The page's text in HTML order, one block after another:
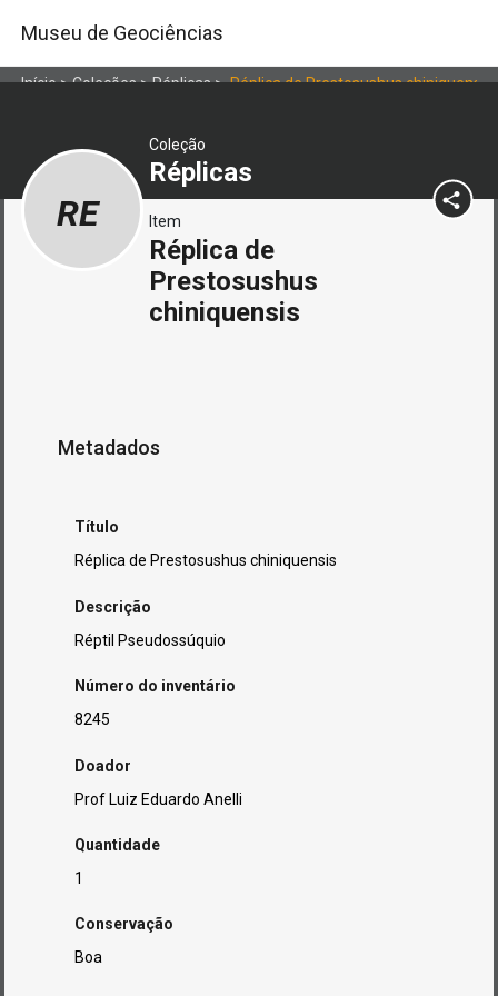
Museu de Geociências
Início>Coleções>Réplicas>Réplica de Prestosushus chiniquensis
Coleção
Réplicas
RE Item
Réplica de
Prestosushus
chiniquensis
Metadados
Título
Réplica de Prestosushus chiniquensis
Descrição
Réptil Pseudossúquio
Número do inventário
8245
Doador
Prof Luiz Eduardo Anelli
Quantidade
1
Conservação
Boa